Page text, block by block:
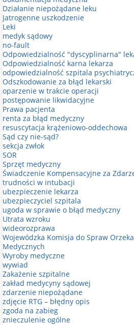
Działanie niepożądane leku
Jatrogenne uszkodzenie
Leki
medyk sądowy
no-fault
Odpowiedzialność "dyscyplinarna"
Odpowiedzialność karna lekarza
odpowiedzialność szpitala
Odszkodowanie za błąd lekarski
oparzenie w trakcie operacji
postępowanie likwidacyjne
Prawa pacjenta
renta za błąd medyczny
resuscytacja krążeniowo-oddechowa
Sąd czy nie-sąd?
sekcja zwłok
SOR
Sprzęt medyczny
Świadczenie Kompensacyjne za
trudności w intubacji
ubezpieczenie lekarza
ubezpieczyciel szpitala
ugoda w sprawie o błąd medyczny
Utrata wzroku
wideorozprawa
Wojewódzka Komisja do Spraw
Medycznych
Wyroby medyczne
wywiad
Zakażenie szpitalne
zakład medycyny sądowej
zdarzenie niepożądane
zdjęcie RTG – błędny opis
zgoda na zabieg
znieczulenie ogólne